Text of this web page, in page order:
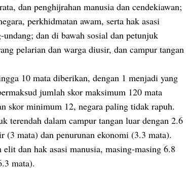
dan penghijrahan manusia dan cendekiawan;
perkhidmatan awam, serta hak asasi
undang; dan di bawah sosial dan petunjuk
pelarian dan warga diusir, dan campur tangan
10 mata diberikan, dengan 1 menjadi yang
jumlah skor maksimum 120 mata
skor minimum 12, negara paling tidak rapuh.
terendah dalam campur tangan luar dengan 2.6
(3 mata) dan penurunan ekonomi (3.3 mata).
dan hak asasi manusia, masing-masing 6.8
mata).